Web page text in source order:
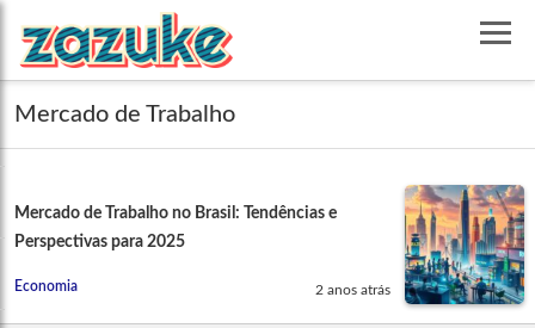
Mercado de Trabalho
Mercado de Trabalho no Brasil: Tendências e
Perspectivas para 2025
Economia 2 anos atrás